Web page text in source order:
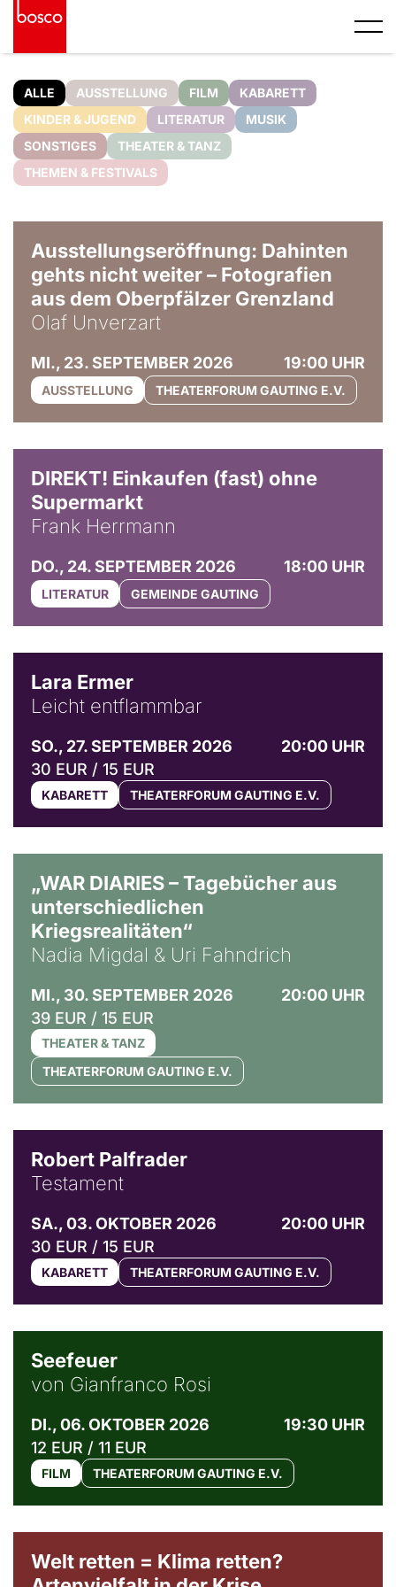
ALLE AUSSTELLUNG FILM
KABARETT
KINDER & JUGEND
LITERATUR
MUSIK
SONSTIGES
THEATER & TANZ
THEMEN & FESTIVALS
Ausstellungseröffnung: Dahinten
gehts nicht weiter – Fotografien
aus dem Oberpfälzer Grenzland
Olaf Unverzart
MI., 23. SEPTEMBER 2026 19:00 UHR
AUSSTELLUNG THEATERFORUM GAUTING E.V.
DIREKT! Einkaufen (fast) ohne
Supermarkt
Frank Herrmann
DO., 24. SEPTEMBER 2026 18:00 UHR
LITERATUR GEMEINDE GAUTING
Lara Ermer
Leicht entflammbar
SO., 27. SEPTEMBER 2026
20:00 UHR
30 EUR / 15 EUR
KABARETT THEATERFORUM GAUTING E.V.
„WAR DIARIES – Tagebücher aus
unterschiedlichen
Kriegsrealitäten“
Nadia Migdal & Uri Fahndrich
MI., 30. SEPTEMBER 2026
20:00 UHR
39 EUR / 15 EUR
THEATER & TANZ
THEATERFORUM GAUTING E.V.
Robert Palfrader
Testament
SA., 03. OKTOBER 2026
20:00 UHR
30 EUR / 15 EUR
KABARETT THEATERFORUM GAUTING E.V.
Seefeuer
von Gianfranco Rosi
DI., 06. OKTOBER 2026
19:30 UHR
12 EUR / 11 EUR
FILM THEATERFORUM GAUTING E.V.
Welt retten = Klima retten?